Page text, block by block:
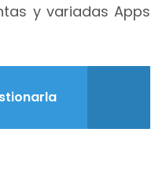
y variadas Apps